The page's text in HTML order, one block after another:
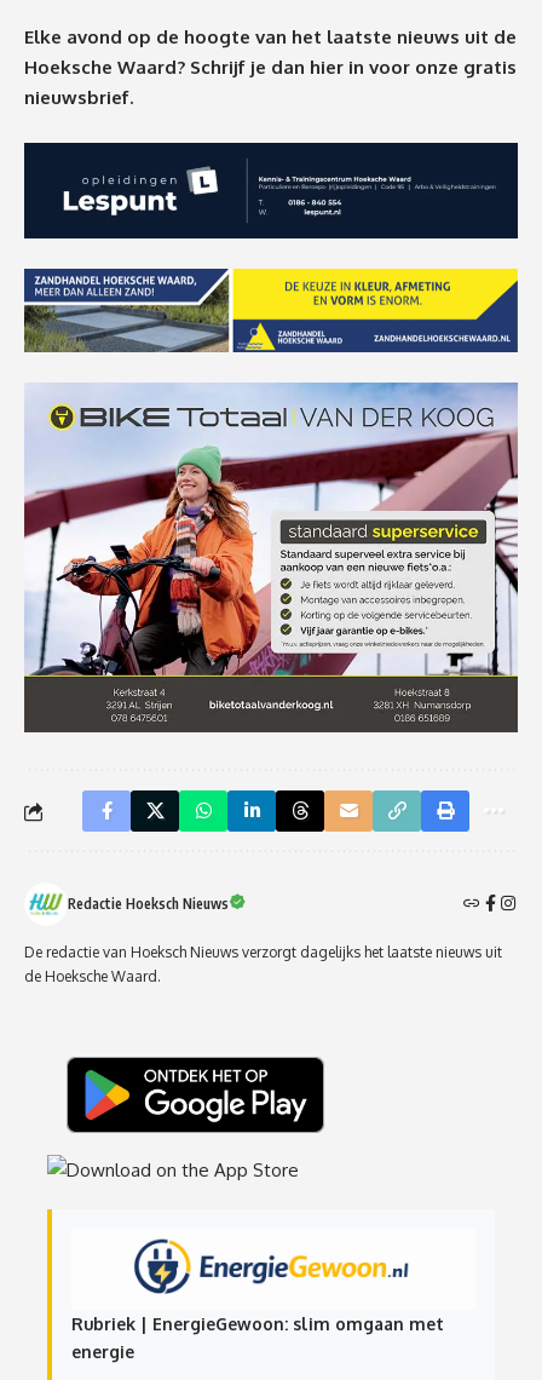
Elke avond op de hoogte van het laatste nieuws uit de
Hoeksche Waard? Schrijf je dan hier in voor onze gratis
nieuwsbrief.
Redactie Hoeksch Nieuws
De redactie van Hoeksch Nieuws verzorgt dagelijks het laatste nieuws uit
de Hoeksche Waard.
Rubriek | EnergieGewoon: slim omgaan met
energie